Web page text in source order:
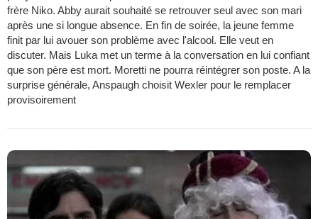
frère Niko. Abby aurait souhaité se retrouver seul avec son mari
après une si longue absence. En fin de soirée, la jeune femme
finit par lui avouer son problème avec l'alcool. Elle veut en
discuter. Mais Luka met un terme à la conversation en lui confiant
que son père est mort. Moretti ne pourra réintégrer son poste. A la
surprise générale, Anspaugh choisit Wexler pour le remplacer
provisoirement